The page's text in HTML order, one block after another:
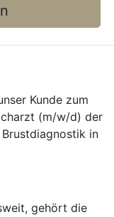
Kunde zum
(m/w/d) der
in
gehört die